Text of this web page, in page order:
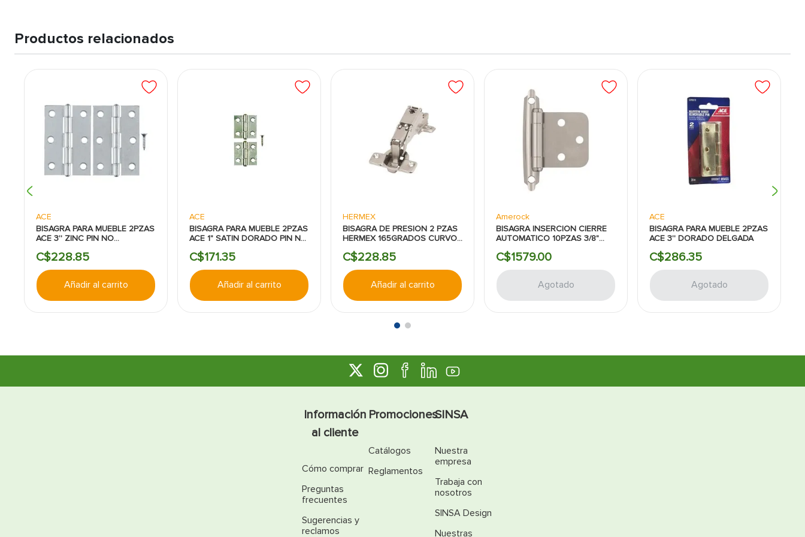
Productos relacionados
ACE
BISAGRA PARA MUEBLE 2PZAS
ACE 3'' ZINC PIN NO
C$228.85
Añadir al carrito
ACE
BISAGRA PARA MUEBLE 2PZAS
ACE 1" SATIN DORADO PIN NO
C$171.35
Añadir al carrito
HERMEX
BISAGRA DE PRESION 2 PZAS
HERMEX 165GRADOS CURVO
C$228.85
Añadir al carrito
Amerock
BISAGRA INSERCION CIERRE
AUTOMATICO 10PZAS 3/8"
C$1579.00
Agotado
ACE
BISAGRA PARA MUEBLE 2PZAS
ACE 3'' DORADO DELGADA
C$286.35
Agotado
Información
al cliente
Cómo comprar
Preguntas
frecuentes
Sugerencias y
reclamos
Promociones
Catálogos
Reglamentos
SINSA
Nuestra
empresa
Trabaja con
nosotros
SINSA Design
Nuestras